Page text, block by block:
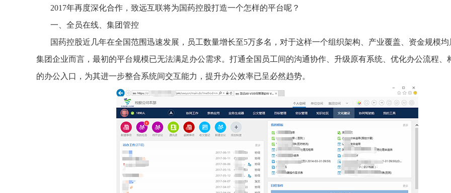
2017年再度深化合作，致远互联将为国药控股打造一个怎样的平台呢？
一、全员在线、集团管控
国药控股近几年在全国范围迅速发展，员工数量增长至5万多名，对于这样一个组织架构、产业覆盖、资金规模均
集团企业而言，最初的平台规模已无法满足办公需求。打通全国员工间的沟通协作、升级原有系统、优化办公流程、
的办公入口，为其进一步整合系统间交互能力，提升办公效率已呈必然趋势。